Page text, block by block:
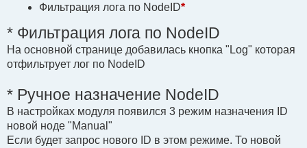
Фильтрация лога по NodeID*
* Фильтрация лога по NodeID
На основной странице добавилась кнопка "Log" которая
отфильтрует лог по NodeID
* Ручное назначение NodeID
В настройках модуля появился 3 режим назначения ID
новой ноде "Manual"
Если будет запрос нового ID в этом режиме. То новой